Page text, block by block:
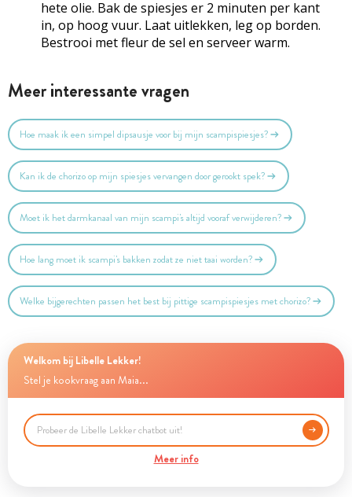
hete olie. Bak de spiesjes er 2 minuten per kant
in, op hoog vuur. Laat uitlekken, leg op borden.
Bestrooi met fleur de sel en serveer warm.
Meer interessante vragen
Hoe maak ik een simpel dipsausje voor bij mijn scampispiesjes?
Kan ik de chorizo op mijn spiesjes vervangen door gerookt spek?
Moet ik het darmkanaal van mijn scampi's altijd vooraf verwijderen?
Hoe lang moet ik scampi's bakken zodat ze niet taai worden?
Welke bijgerechten passen het best bij pittige scampispiesjes met chorizo?
Welkom bij Libelle Lekker!
Stel je kookvraag aan Maia...
Meer info